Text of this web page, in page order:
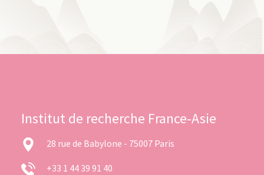
Institut de recherche France-Asie
28 rue de Babylone - 75007 Paris
+33 1 44 39 91 40